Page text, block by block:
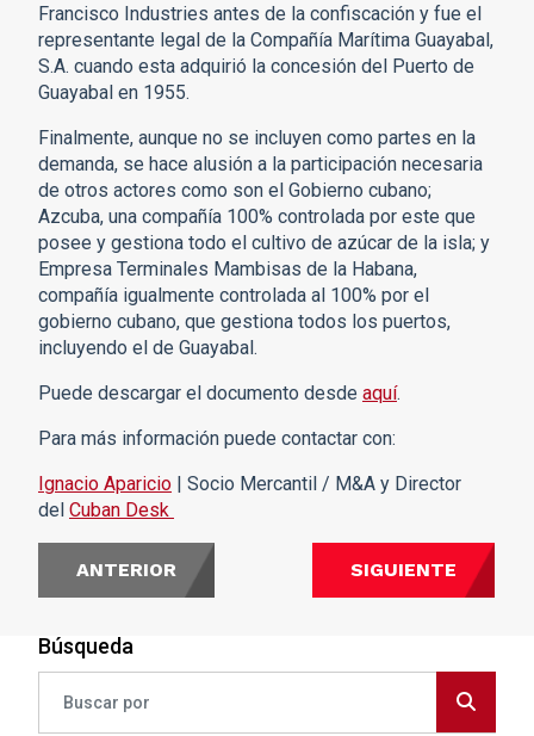
Búsqueda
Francisco Industries antes de la confiscación y fue el
representante legal de la Compañía Marítima Guayabal,
S.A. cuando esta adquirió la concesión del Puerto de
Guayabal en 1955.
Finalmente, aunque no se incluyen como partes en la
demanda, se hace alusión a la participación necesaria
de otros actores como son el Gobierno cubano;
Azcuba, una compañía 100% controlada por este que
posee y gestiona todo el cultivo de azúcar de la isla; y
Empresa Terminales Mambisas de la Habana,
compañía igualmente controlada al 100% por el
gobierno cubano, que gestiona todos los puertos,
incluyendo el de Guayabal.
Puede descargar el documento desde aquí.
Para más información puede contactar con:
Ignacio Aparicio | Socio Mercantil / M&A y Director
del Cuban Desk
ANTERIOR SIGUIENTE